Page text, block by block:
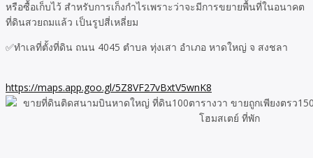
หรือซื้อเก็บไว้ สำหรับการเก็งกำไรเพราะว่าจะมีการขยายพื้นที่ในอนาคต
ที่ดินสวยถมแล้ว เป็นรูปสี่เหลี่ยม
✅ทำเลที่ตั้งที่ดิน ถนน 4045 ตำบล ทุ่งเสา อำเภอ หาดใหญ่ จ สงชลา
https://maps.app.goo.gl/5Z8VF27vBxtV5wnK8